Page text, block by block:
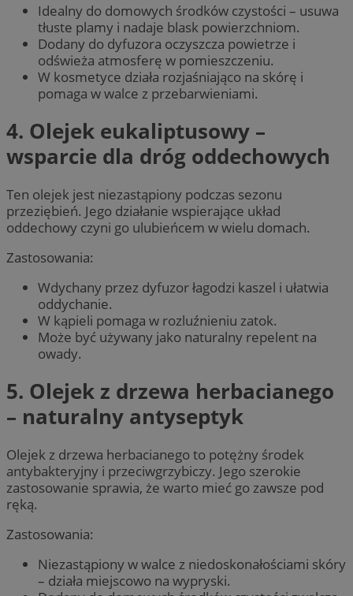
Idealny do domowych środków czystości – usuwa
tłuste plamy i nadaje blask powierzchniom.
Dodany do dyfuzora oczyszcza powietrze i
odświeża atmosferę w pomieszczeniu.
W kosmetyce działa rozjaśniająco na skórę i
pomaga w walce z przebarwieniami.
4. Olejek eukaliptusowy –
wsparcie dla dróg oddechowych
Ten olejek jest niezastąpiony podczas sezonu
przeziębień. Jego działanie wspierające układ
oddechowy czyni go ulubieńcem w wielu domach.
Zastosowania:
Wdychany przez dyfuzor łagodzi kaszel i ułatwia
oddychanie.
W kąpieli pomaga w rozluźnieniu zatok.
Może być używany jako naturalny repelent na
owady.
5. Olejek z drzewa herbacianego
– naturalny antyseptyk
Olejek z drzewa herbacianego to potężny środek
antybakteryjny i przeciwgrzybiczy. Jego szerokie
zastosowanie sprawia, że warto mieć go zawsze pod
ręką.
Zastosowania:
Niezastąpiony w walce z niedoskonałościami skóry
– działa miejscowo na wypryski.